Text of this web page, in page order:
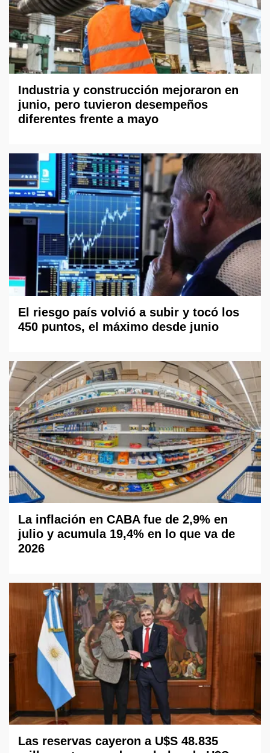
Industria y construcción mejoraron en
junio, pero tuvieron desempeños
diferentes frente a mayo
El riesgo país volvió a subir y tocó los
450 puntos, el máximo desde junio
La inflación en CABA fue de 2,9% en
julio y acumula 19,4% en lo que va de
2026
Las reservas cayeron a U$S 48.835